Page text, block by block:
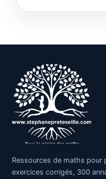
Ressources de maths pour
exercices corrigés, 300